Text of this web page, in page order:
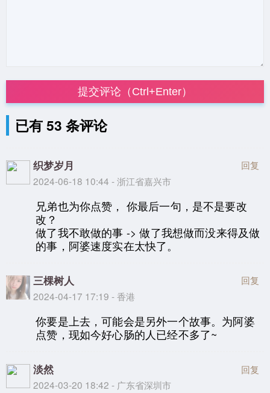
提交评论（Ctrl+Enter）
已有 53 条评论
织梦岁月
2024-06-18 10:44 - 浙江省嘉兴市
回复
兄弟也为你点赞， 你最后一句，是不是要改
改？
做了我不敢做的事 -> 做了我想做而没来得及做
的事，阿婆速度实在太快了。
三棵树人
2024-04-17 17:19 - 香港
回复
你要是上去，可能会是另外一个故事。为阿婆
点赞，现如今好心肠的人已经不多了~
淡然
2024-03-20 18:42 - 广东省深圳市
回复